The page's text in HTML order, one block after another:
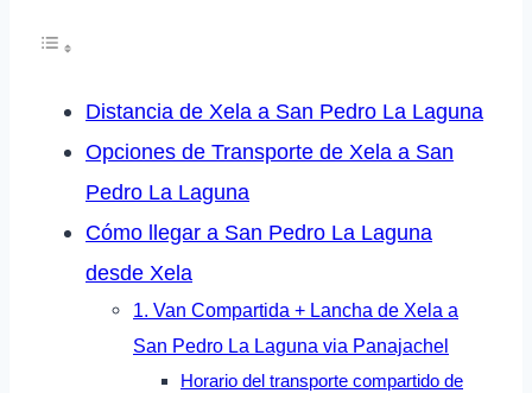
Distancia de Xela a San Pedro La Laguna
Opciones de Transporte de Xela a San
Pedro La Laguna
Cómo llegar a San Pedro La Laguna
desde Xela
1. Van Compartida + Lancha de Xela a
San Pedro La Laguna via Panajachel
Horario del transporte compartido de